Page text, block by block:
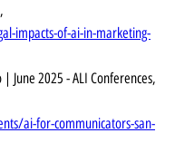
impacts-of-ai-in-marketing-
June 2025 - ALI Conferences,
ai-for-communicators-san-